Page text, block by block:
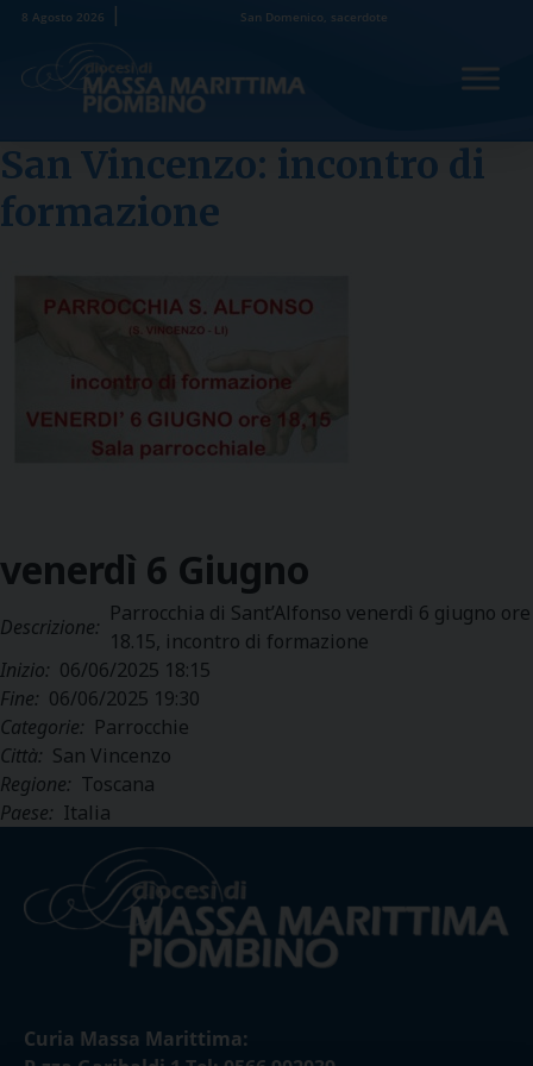
Skip
content
8 Agosto 2026 San Domenico, sacerdote
San Vincenzo: incontro di
formazione
venerdì 6 Giugno
Descrizione:
Parrocchia di Sant’Alfonso venerdì 6 giugno ore
18.15, incontro di formazione
Inizio: 06/06/2025 18:15
Fine: 06/06/2025 19:30
Categorie: Parrocchie
Città: San Vincenzo
Regione: Toscana
Paese: Italia
Curia Massa Marittima: